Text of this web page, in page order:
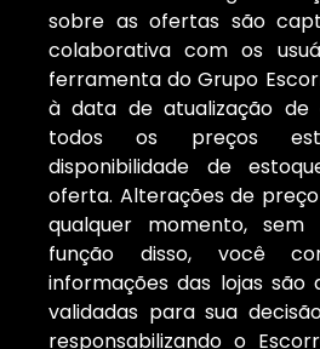
sobre as ofertas são
colaborativa com os
ferramenta do Grupo
à data de atualização de
todos os preços
disponibilidade de
oferta. Alterações de
qualquer momento, sem
função disso, você
informações das lojas são
validadas para sua
responsabilizando o